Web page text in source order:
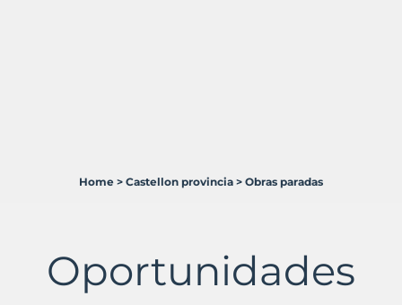
Castellón
Provincia
Home > Castellon provincia > Obras paradas
Oportunidades